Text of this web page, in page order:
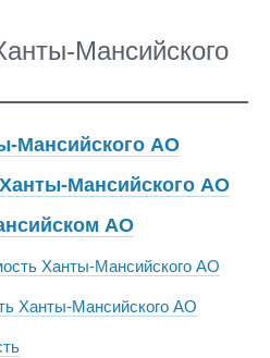
Мансийского
Мансийского АО
Мансийского АО
АО
Ханты-Мансийского АО
Ханты-Мансийского АО